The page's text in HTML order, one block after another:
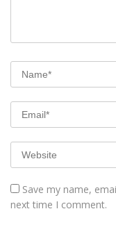
Save my name,
next time I comment.